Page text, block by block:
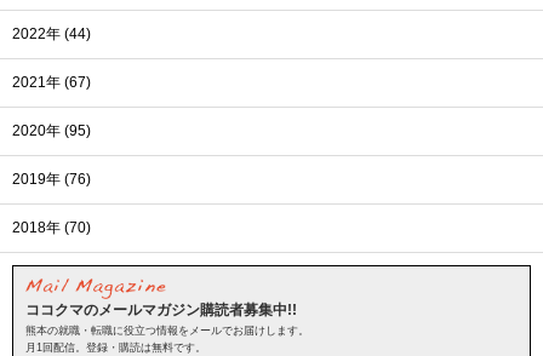
2022年 (44)
2021年 (67)
2020年 (95)
2019年 (76)
2018年 (70)
ココクマのメールマガジン購読者募集中!!
熊本の就職・転職に役立つ情報をメールでお届けします。
月1回配信。登録・購読は無料です。